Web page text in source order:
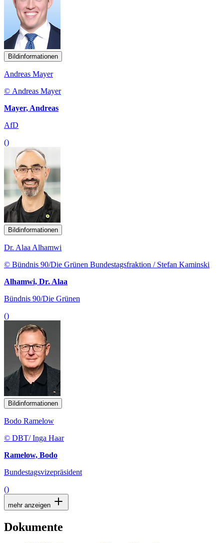
Bildinformationen
Andreas Mayer
© Andreas Mayer
Mayer, Andreas
AfD
()
Bildinformationen
Dr. Alaa Alhamwi
© Bündnis 90/Die Grünen Bundestagsfraktion / Stefan Kaminski
Alhamwi, Dr. Alaa
Bündnis 90/Die Grünen
()
Bildinformationen
Bodo Ramelow
© DBT/ Inga Haar
Ramelow, Bodo
Bundestagsvizepräsident
()
mehr anzeigen
Dokumente